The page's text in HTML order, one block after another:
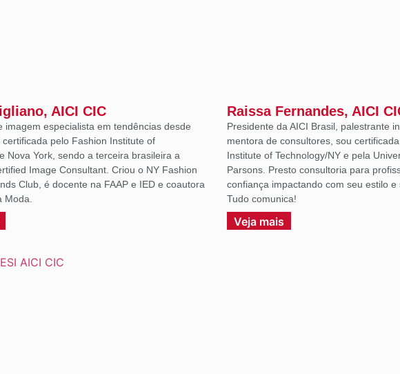
AICI CIC
imagem especialista em tendências desde
certificada pelo Fashion Institute of
Nova York, sendo a terceira brasileira a
Image Consultant. Criou o NY Fashion
Club, é docente na FAAP e IED e coautora
Moda.
Raissa Fernandes, AICI
Presidente da AICI Brasil, palestrante
mentora de consultores, sou
Institute of Technology/NY e pela
Parsons. Presto consultoria para
confiança impactando com seu estilo
Tudo comunica!
Veja mais